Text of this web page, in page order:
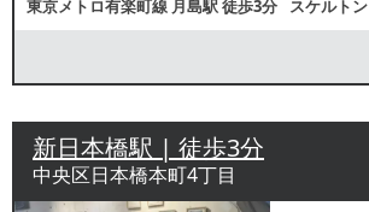
東京メトロ有楽町線 月島駅徒歩3分 スケルトン
新日本橋駅 | 徒歩3分
中央区日本橋本町4丁目